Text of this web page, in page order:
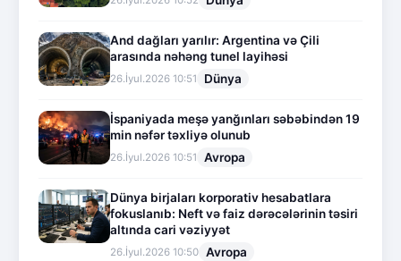
And dağları yarılır: Argentina və Çili
arasında nəhəng tunel layihəsi
26.İyul.2026 10:51 Dünya
İspaniyada meşə yanğınları səbəbindən 19
min nəfər təxliyə olunub
26.İyul.2026 10:51 Avropa
Dünya birjaları korporativ hesabatlara
fokuslanıb: Neft və faiz dərəcələrinin təsiri
altında cari vəziyyət
26.İyul.2026 10:50 Avropa